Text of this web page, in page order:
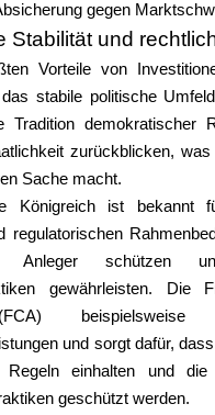
gegen
Stabilität und
Vorteile von
stabile politische
Tradition demokratischer
zurückblicken,
Sache macht.
Königreich ist bekannt
regulatorischen
Anleger schützen
gewährleisten. Die
und sorgt dafür,
Regeln einhalten und die
geschützt werden.